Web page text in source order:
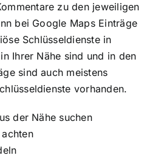
zu den jeweiligen
bei Google Maps Einträge
Schlüsseldienste in
Ihrer Nähe sind und in den
sind auch meistens
vorhanden.
der Nähe suchen